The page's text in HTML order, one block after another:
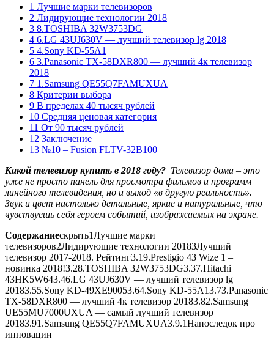
1 Лучшие марки телевизоров
2 Лидирующие технологии 2018
3 8.TOSHIBA 32W3753DG
4 6.LG 43UJ630V — лучший телевизор lg 2018
5 4.Sony KD-55A1
6 3.Panasonic TX-58DXR800 — лучший 4к телевизор
2018
7 1.Samsung QE55Q7FAMUXUA
8 Критерии выбора
9 В пределах 40 тысяч рублей
10 Средняя ценовая категория
11 От 90 тысяч рублей
12 Заключение
13 №10 – Fusion FLTV-32B100
Какой телевизор купить в 2018 году? Телевизор дома – это
уже не просто панель для просмотра фильмов и программ
линейного телевидения, но и выход «в другую реальность».
Звук и цвет настолько детальные, яркие и натуральные, что
чувствуешь себя героем событий, изображаемых на экране.
Содержаниескрыть1Лучшие марки
телевизоров2Лидирующие технологии 20183Лучший
телевизор 2017-2018. Рейтинг3.19.Prestigio 43 Wize 1 –
новинка 2018!3.28.TOSHIBA 32W3753DG3.37.Hitachi
43HK5W643.46.LG 43UJ630V — лучший телевизор lg
20183.55.Sony KD-49XE90053.64.Sony KD-55A13.73.Panasonic
TX-58DXR800 — лучший 4к телевизор 20183.82.Samsung
UE55MU7000UXUA — самый лучший телевизор
20183.91.Samsung QE55Q7FAMUXUA3.9.1Напоследок про
инновации